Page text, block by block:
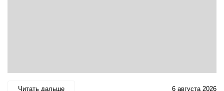
Читать дальше 6 августа 2026